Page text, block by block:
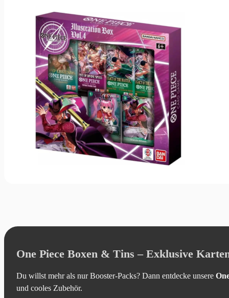
One Piece Boxen & Tins – Exklusive
Du willst mehr als nur Booster-Packs? Dann entdecke unsere
und cooles Zubehör.